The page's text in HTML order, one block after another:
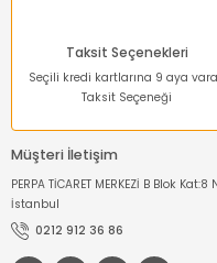
Taksit Seçenekleri
Seçili kredi kartlarına 9 aya
Taksit Seçeneği
Müşteri İletişim
PERPA TİCARET MERKEZİ B Blok
İstanbul
0212 912 36 86